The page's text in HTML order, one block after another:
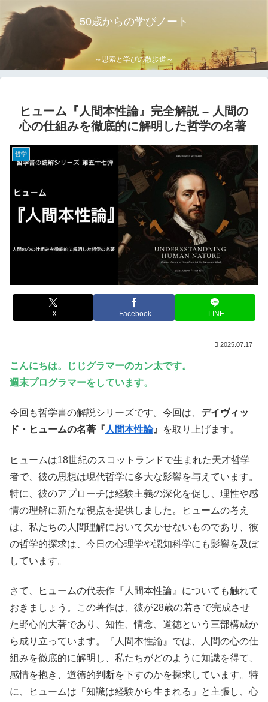
50歳からの学びノート
～思索と学びの散歩道～
ヒューム『人間本性論』完全解説 – 人間の
心の仕組みを徹底的に解明した哲学の名著
哲学
X Facebook LINE
2025.07.17
こんにちは。じじグラマーのカン太です。
週末プログラマーをしています。
今回も哲学書の解説シリーズです。今回は、 デイヴィッ
ド・ヒュームの名著『 人間本性論』 を取り上げます。
ヒュームは18世紀のスコットランドで生まれた天才哲学
者で、彼の思想は現代哲学に多大な影響を与えています。
特に、彼のアプローチは経験主義の深化を促し、理性や感
情の理解に新たな視点を提供しました。ヒュームの考え
は、私たちの人間理解において欠かせないものであり、彼
の哲学的探求は、今日の心理学や認知科学にも影響を及ぼ
しています。
さて、ヒュームの代表作『人間本性論』についても触れて
おきましょう。この著作は、彼が28歳の若さで完成させ
た野心的大著であり、知性、情念、道徳という三部構成か
ら成り立っています。『人間本性論』では、人間の心の仕
組みを徹底的に解明し、私たちがどのように知識を得て、
感情を抱き、道徳的判断を下すのかを探求しています。特
に、ヒュームは「知識は経験から生まれる」と主張し、心